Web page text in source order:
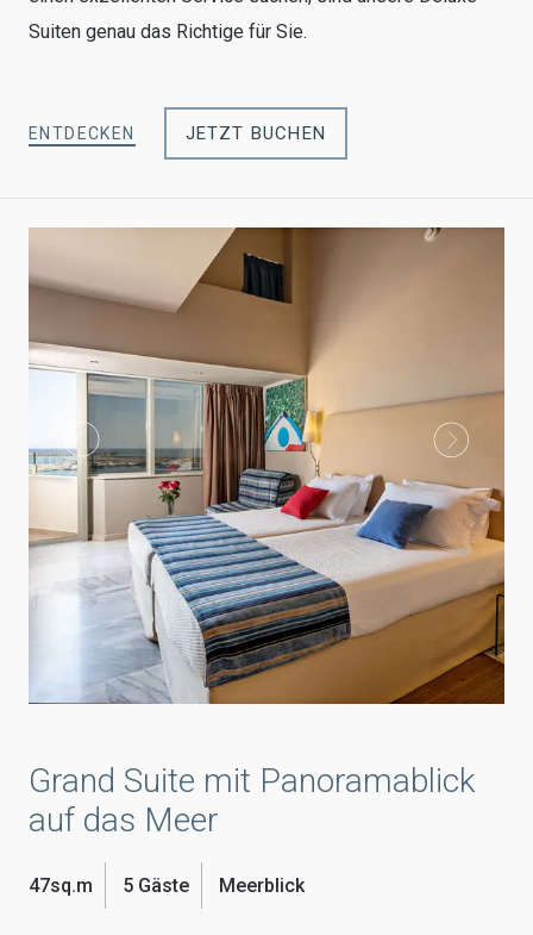
Suiten genau das Richtige für Sie.
ENTDECKEN JETZT BUCHEN
Grand Suite mit Panoramablick
auf das Meer
47sq.m 5 Gäste Meerblick